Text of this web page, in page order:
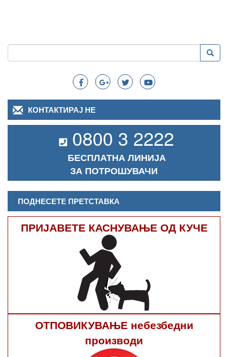
Search
Пребарување
КОНТАКТИРАЈ НЕ
0800 3 2222
БЕСПЛАТНА ЛИНИЈА
ЗА ПОТРОШУВАЧИ
ПОДНЕСЕТЕ ПРЕТСТАВКА
ПРИЈАВЕТЕ КАСНУВАЊЕ ОД КУЧЕ
ОТПОВИКУВАЊЕ небезбедни
производи